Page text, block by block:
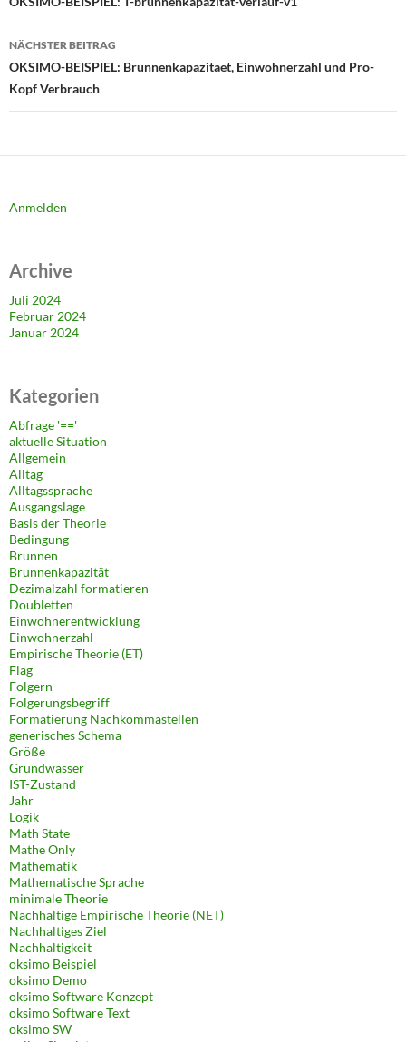
NÄCHSTER BEITRAG
OKSIMO-BEISPIEL: Brunnenkapazitaet, Einwohnerzahl und Pro-
Kopf Verbrauch
Anmelden
Archive
Juli 2024
Februar 2024
Januar 2024
Kategorien
Abfrage '=='
aktuelle Situation
Allgemein
Alltag
Alltagssprache
Ausgangslage
Basis der Theorie
Bedingung
Brunnen
Brunnenkapazität
Dezimalzahl formatieren
Doubletten
Einwohnerentwicklung
Einwohnerzahl
Empirische Theorie (ET)
Flag
Folgern
Folgerungsbegriff
Formatierung Nachkommastellen
generisches Schema
Größe
Grundwasser
IST-Zustand
Jahr
Logik
Math State
Mathe Only
Mathematik
Mathematische Sprache
minimale Theorie
Nachhaltige Empirische Theorie (NET)
Nachhaltiges Ziel
Nachhaltigkeit
oksimo Beispiel
oksimo Demo
oksimo Software Konzept
oksimo Software Text
oksimo SW